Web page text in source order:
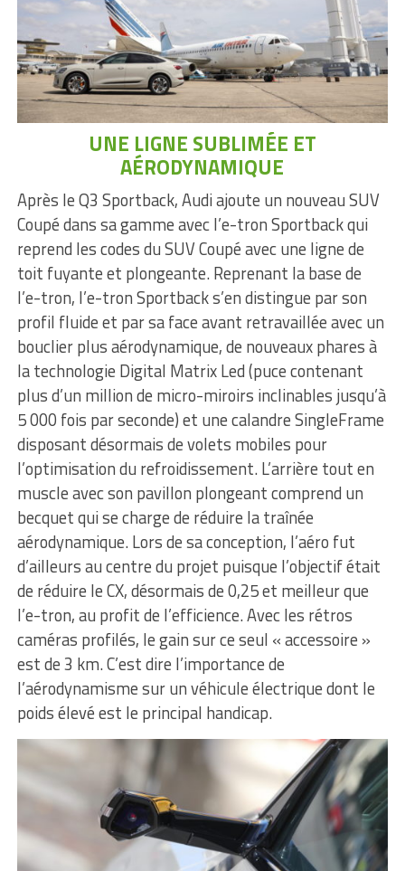
UNE LIGNE SUBLIMÉE ET
AÉRODYNAMIQUE
Après le Q3 Sportback, Audi ajoute un nouveau SUV
Coupé dans sa gamme avec l’e-tron Sportback qui
reprend les codes du SUV Coupé avec une ligne de
toit fuyante et plongeante. Reprenant la base de
l’e-tron, l’e-tron Sportback s’en distingue par son
profil fluide et par sa face avant retravaillée avec un
bouclier plus aérodynamique, de nouveaux phares à
la technologie Digital Matrix Led (puce contenant
plus d’un million de micro-miroirs inclinables jusqu’à
5 000 fois par seconde) et une calandre SingleFrame
disposant désormais de volets mobiles pour
l’optimisation du refroidissement. L’arrière tout en
muscle avec son pavillon plongeant comprend un
becquet qui se charge de réduire la traînée
aérodynamique. Lors de sa conception, l’aéro fut
d’ailleurs au centre du projet puisque l’objectif était
de réduire le CX, désormais de 0,25 et meilleur que
l’e-tron, au profit de l’efficience. Avec les rétros
caméras profilés, le gain sur ce seul « accessoire »
est de 3 km. C’est dire l’importance de
l’aérodynamisme sur un véhicule électrique dont le
poids élevé est le principal handicap.